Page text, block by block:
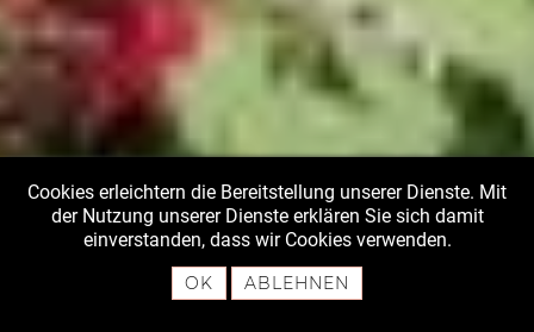
Cookies erleichtern die Bereitstellung unserer Dienste. Mit
der Nutzung unserer Dienste erklären Sie sich damit
einverstanden, dass wir Cookies verwenden.
OK ABLEHNEN